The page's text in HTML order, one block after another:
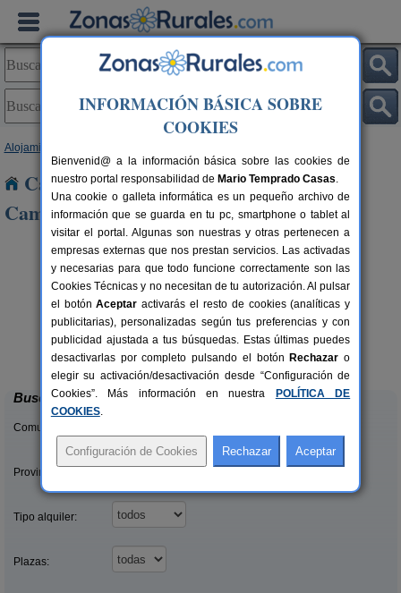
Alojamientos
Casas Rurales cerca de Villanueva del
Campillo
8-10+5 pers.
desde46 €
La Guarida del Oso
Candeleda (Ávila)
Buscar
Comunidades:
Provincias/Islas:
Tipo alquiler:
Plazas:
INFORMACIÓN BÁSICA SOBRE
COOKIES
Bienvenid@ a la información básica sobre las cookies de
nuestro portal responsabilidad de Mario Temprado Casas.
Una cookie o galleta informática es un pequeño archivo de
información que se guarda en tu pc, smartphone o tablet al
visitar el portal. Algunas son nuestras y otras pertenecen a
empresas externas que nos prestan servicios. Las activadas
y necesarias para que todo funcione correctamente son las
Cookies Técnicas y no necesitan de tu autorización. Al pulsar
el botónAceptar activarás el resto de cookies (analíticas y
publicitarias), personalizadas según tus preferencias y con
publicidad ajustada a tus búsquedas. Estas últimas puedes
desactivarlas por completo pulsando el botón Rechazar o
elegir su activación/desactivación desde “Configuración de
Cookies”. Más información en nuestra
POLÍTICA DE
COOKIES.